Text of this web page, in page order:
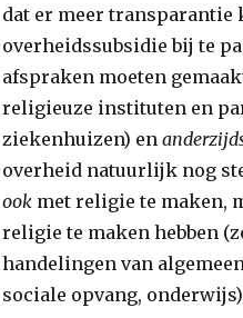
dat er meer transparantie
overheidssubsidie bij te
afspraken moeten
religieuze instituten en
ziekenhuizen) en
overheid natuurlijk nog
ook met religie te maken,
religie te maken hebben
handelingen van
sociale opvang,